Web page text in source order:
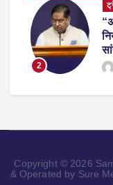
3
Copyright © 2026
& Operated by Sure